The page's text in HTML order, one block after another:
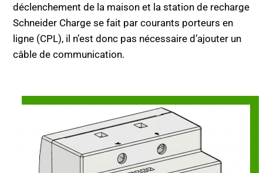
déclenchement de la maison et la station de recharge
Schneider Charge se fait par courants porteurs en
ligne (CPL), il n’est donc pas nécessaire d’ajouter un
câble de communication.